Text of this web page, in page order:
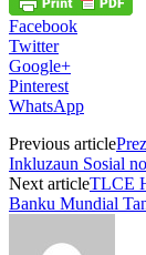
Facebook
Twitter
Google+
Pinterest
WhatsApp
Previous article
Inkluzaun Sosial
Next articleTLCE
Banku Mundial